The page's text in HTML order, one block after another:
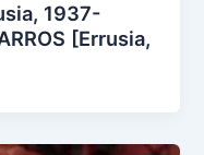
1937-
[Errusia,